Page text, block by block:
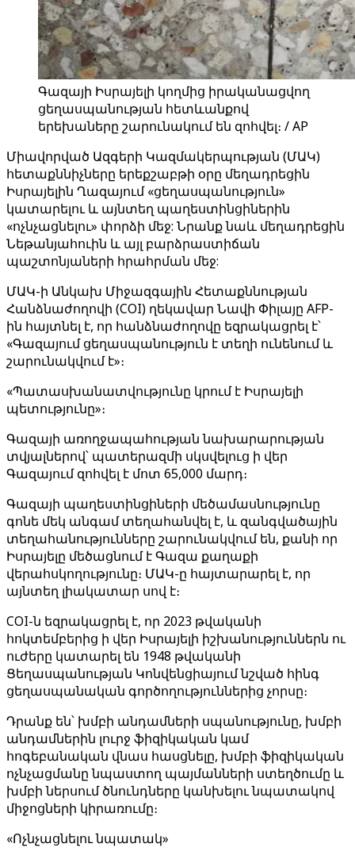
Գազայի Իսրայելի կողմից իրականացվող
ցեղասպանության հետևանքով
երեխաները շարունակում են զոհվել։ / AP
Միավորված Ազգերի Կազմակերպության (ՄԱԿ)
հետաքննիչները երեքշաբթի օրը մեղադրեցին
Իսրայելին Ղազայում «ցեղասպանություն»
կատարելու և այնտեղ պաղեստինցիներին
«ոչնչացնելու» փորձի մեջ: Նրանք նաև մեղադրեցին
Նեթանյահուին և այլ բարձրաստիճան
պաշտոնյաների հրահրման մեջ:
ՄԱԿ-ի Անկախ Միջազգային Հետաքննության
Հանձնաժողովի (COI) ղեկավար Նավի Փիլայը AFP-
ին հայտնել է, որ հանձնաժողովը եզրակացրել է՝
«Գազայում ցեղասպանություն է տեղի ունենում և
շարունակվում է»։
«Պատասխանատվությունը կրում է Իսրայելի
պետությունը»։
Գազայի առողջապահության նախարարության
տվյալներով՝ պատերազմի սկսվելուց ի վեր
Գազայում զոհվել է մոտ 65,000 մարդ։
Գազայի պաղեստինցիների մեծամասնությունը
գոնե մեկ անգամ տեղահանվել է, և զանգվածային
տեղահանությունները շարունակվում են, քանի որ
Իսրայելը մեծացնում է Գազա քաղաքի
վերահսկողությունը։ ՄԱԿ-ը հայտարարել է, որ
այնտեղ լիակատար սով է։
COI-ն եզրակացրել է, որ 2023 թվականի
հոկտեմբերից ի վեր Իսրայելի իշխանություններն ու
ուժերը կատարել են 1948 թվականի
Ցեղասպանության Կոնվենցիայում նշված հինգ
ցեղասպանական գործողություններից չորսը։
Դրանք են՝ խմբի անդամների սպանությունը, խմբի
անդամներին լուրջ ֆիզիկական կամ
հոգեբանական վնաս հասցնելը, խմբի ֆիզիկական
ոչնչացմանը նպաստող պայմանների ստեղծումը և
խմբի ներսում ծնունդները կանխելու նպատակով
միջոցների կիրառումը։
«Ոչնչացնելու նպատակ»